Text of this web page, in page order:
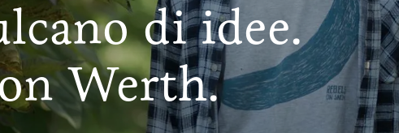
di idee.
Werth.